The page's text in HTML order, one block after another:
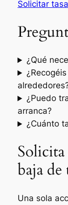
Solicitar
¿Qué
¿Puedo
arranca?
¿Cuánto
Solicita
baja
Una sola